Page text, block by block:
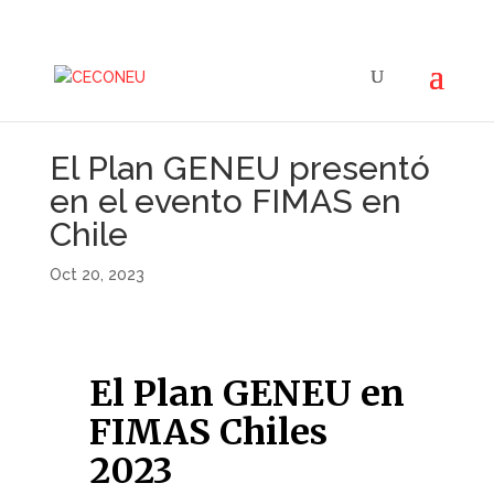
El Plan GENEU presentó
en el evento FIMAS en
Chile
Oct 20, 2023
El Plan GENEU en
FIMAS Chiles
2023